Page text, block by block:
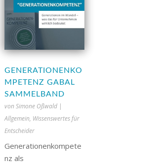
GENERATIONENKO
MPETENZ GABAL
SAMMELBAND
von Simone Oßwald|
Allgemein, Wissenswertes für
Entscheider
Generationenkompete
nz als